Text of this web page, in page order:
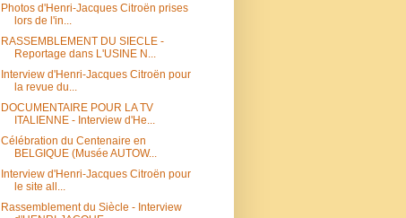
Photos d'Henri-Jacques Citroën prises
lors de l'in...
RASSEMBLEMENT DU SIECLE -
Reportage dans L'USINE N...
Interview d'Henri-Jacques Citroën pour
la revue du...
DOCUMENTAIRE POUR LA TV
ITALIENNE - Interview d'He...
Célébration du Centenaire en
BELGIQUE (Musée AUTOW...
Interview d'Henri-Jacques Citroën pour
le site all...
Rassemblement du Siècle - Interview